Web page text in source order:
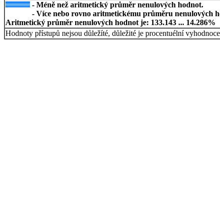
- Méně než aritmetický průměr nenulových hodnot.
- Více nebo rovno aritmetickému průměru nenulových
Aritmetický průměr nenulových hodnot je: 133.143 ... 14.286%
Hodnoty přístupů nejsou důležíté, důležité je procentuélní